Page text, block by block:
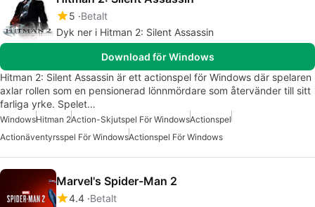
5 Betalt
Dyk ner i Hitman 2: Silent Assassin
Download för Windows
Hitman 2: Silent Assassin är ett actionspel för Windows där spelaren
axlar rollen som en pensionerad lönnmördare som återvänder till sitt
farliga yrke. Spelet…
WindowsHitman 2Action-Skjutspel För WindowsActionspel
Actionäventyrsspel För WindowsActionspel För Windows
Marvel's Spider-Man 2
4.4 Betalt